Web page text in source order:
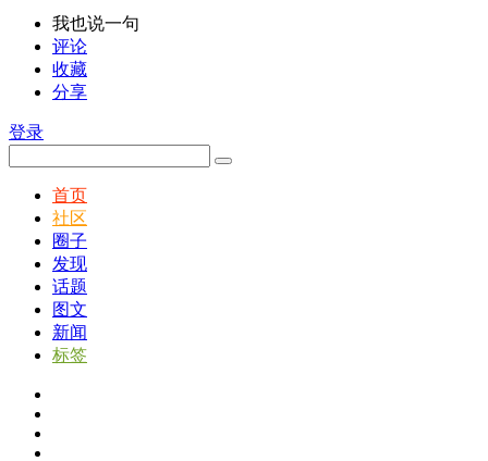
我也说一句
评论
收藏
分享
登录
首页
社区
圈子
发现
话题
图文
新闻
标签